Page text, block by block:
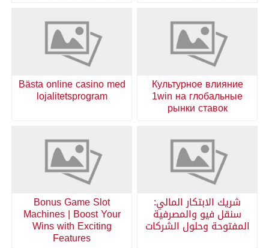
Культурное влияние
1win на глобальные
рынки ставок
Bästa online casino med
lojalitetsprogram
شريك الابتكار المالي:
سنقل فيو والمصرفية
المفتوحة وحلول الشركات
Bonus Game Slot
Machines | Boost Your
Wins with Exciting
Features